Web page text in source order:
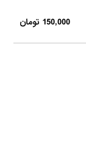
150,000 تومان